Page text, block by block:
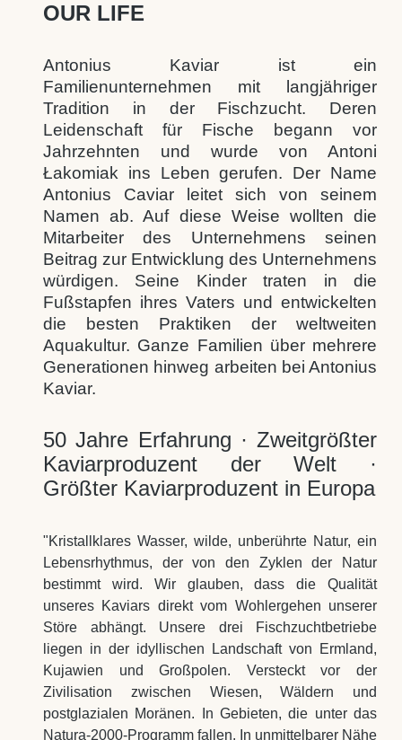
OUR LIFE
Antonius Kaviar ist ein
Familienunternehmen mit langjähriger
Tradition in der Fischzucht. Deren
Leidenschaft für Fische begann vor
Jahrzehnten und wurde von Antoni
Łakomiak ins Leben gerufen. Der Name
Antonius Caviar leitet sich von seinem
Namen ab. Auf diese Weise wollten die
Mitarbeiter des Unternehmens seinen
Beitrag zur Entwicklung des Unternehmens
würdigen. Seine Kinder traten in die
Fußstapfen ihres Vaters und entwickelten
die besten Praktiken der weltweiten
Aquakultur. Ganze Familien über mehrere
Generationen hinweg arbeiten bei Antonius
Kaviar.
50 Jahre Erfahrung · Zweitgrößter
Kaviarproduzent der Welt ·
Größter Kaviarproduzent in Europa
"Kristallklares Wasser, wilde, unberührte Natur, ein
Lebensrhythmus, der von den Zyklen der Natur
bestimmt wird. Wir glauben, dass die Qualität
unseres Kaviars direkt vom Wohlergehen unserer
Störe abhängt. Unsere drei Fischzuchtbetriebe
liegen in der idyllischen Landschaft von Ermland,
Kujawien und Großpolen. Versteckt vor der
Zivilisation zwischen Wiesen, Wäldern und
postglazialen Moränen. In Gebieten, die unter das
Natura-2000-Programm fallen. In unmittelbarer Nähe